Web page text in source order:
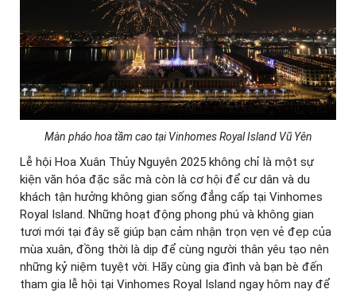
Màn pháo hoa tầm cao tại Vinhomes Royal Island Vũ Yên
Lễ hội Hoa Xuân Thủy Nguyên 2025 không chỉ là một sự
kiện văn hóa đặc sắc mà còn là cơ hội để cư dân và du
khách tận hưởng không gian sống đẳng cấp tại Vinhomes
Royal Island. Những hoạt động phong phú và không gian
tươi mới tại đây sẽ giúp bạn cảm nhận trọn vẹn vẻ đẹp của
mùa xuân, đồng thời là dịp để cùng người thân yêu tạo nên
những kỷ niệm tuyệt vời. Hãy cùng gia đình và bạn bè đến
tham gia lễ hội tại Vinhomes Royal Island ngay hôm nay để